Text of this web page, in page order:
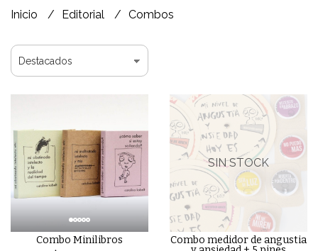
Inicio Editorial Combos
Combo Minilibros
SIN STOCK
Combo medidor de angustia